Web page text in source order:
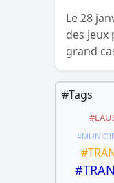
Le 28
des
grand
#Tags